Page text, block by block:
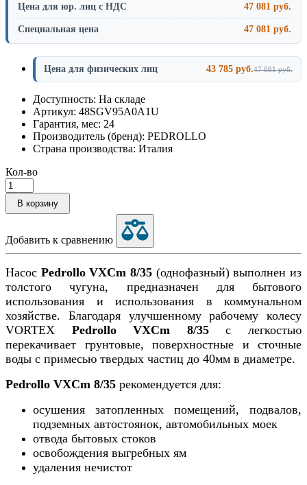
Цена для юр. лиц с НДС 47 081 руб.
Специальная цена 47 081 руб.
Цена для физических лиц 43 785 руб.47 081 руб.
Доступность: На складе
Артикул: 48SGV95A0A1U
Гарантия, мес: 24
Производитель (бренд): PEDROLLO
Страна производства: Италия
Кол-во
В корзину
Добавить к сравнению
Насос Pedrollo VXCm 8/35 (однофазный)выполнен из
толстого чугуна, предназначен для бытового
использования и использования в коммунальном
хозяйстве. Благодаря улучшенному рабочему колесу
VORTEX Pedrollo VXCm 8/35с легкостью
перекачивает грунтовые, поверхностные и сточные
воды с примесью твердых частиц до 40мм в диаметре.
Pedrollo VXCm 8/35 рекомендуется для:
осушения затопленных помещений, подвалов,
подземных автостоянок, автомобильных моек
отвода бытовых стоков
освобождения выгребных ям
удаления нечистот